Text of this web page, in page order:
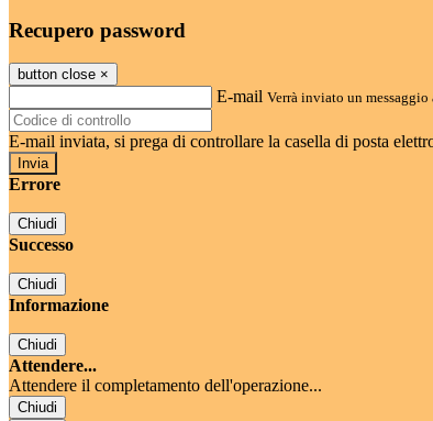
Recupero password
button close ×
E-mail Verrà inviato un
E-mail inviata, si prega di controllare la casella di posta
Errore
Chiudi
Successo
Chiudi
Informazione
Chiudi
Attendere...
Attendere il completamento dell'operazione...
Chiudi